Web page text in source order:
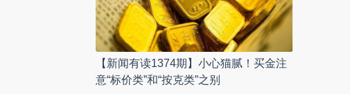
【新闻有读1374期】小心猫腻！买金注
意“标价类”和“按克类”之别